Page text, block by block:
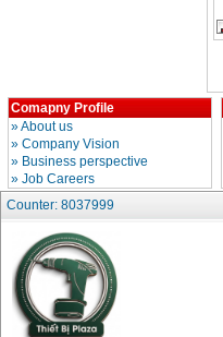
Comapny Profile
»About us
» Company Vision
» Business perspective
» Job Careers
Counter: 8037999